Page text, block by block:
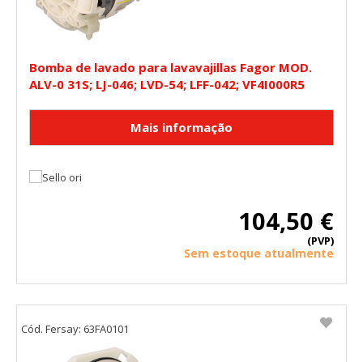
Bomba de lavado para lavavajillas Fagor MOD.
ALV-0 31S; LJ-046; LVD-54; LFF-042; VF4I000R5
104,50 €
(PVP)
Sem estoque atualmente
Cód. Fersay: 63FA0101
HABILITAR TODO
Cookies necesarias
Puede configurar su navegador para bloquear o alertar
sobre estas cookies, pero alguna áreas del sitio no
información de identificación personal.
COOKIELEGALFERSAY, VSF904, PHPSESSID, wp-settings-1,
Estas cookies nos permiten contar las visitas y fuentes de
menos visitadas, y cómo los visitantes navegan por el sitio.
agregada y, por lo tanto, es anónima.